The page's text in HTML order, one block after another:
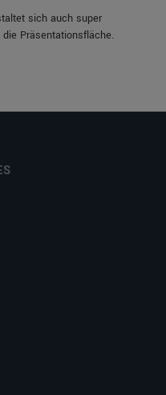
sich auch super
Präsentationsfläche.